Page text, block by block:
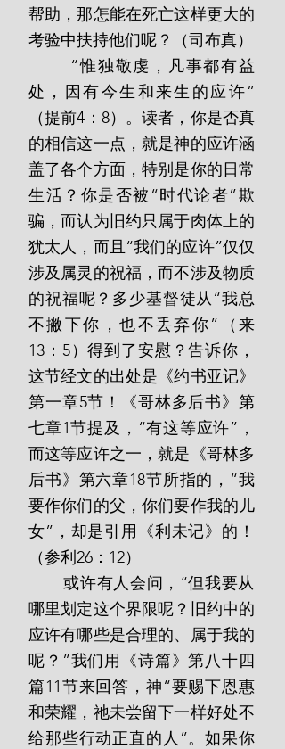
帮助，那怎能在死亡这样更大的
考验中扶持他们呢？（司布真）
处，因有今生和来生的应许”
（提前4：8）。读者，你是否真
的相信这一点，就是神的应许涵
盖了各个方面，特别是你的日常
生活？你是否被“时代论者”欺
骗，而认为旧约只属于肉体上的
犹太人，而且“我们的应许”仅仅
涉及属灵的祝福，而不涉及物质
的祝福呢？多少基督徒从“我总
不撇下你，也不丢弃你”（来
13：5）得到了安慰？告诉你，
这节经文的出处是《约书亚记》
第一章5节！《哥林多后书》第
七章1节提及，“有这等应许”，
而这等应许之一，就是《哥林多
后书》第六章18节所指的，“我
要作你们的父，你们要作我的儿
女”，却是引用《利未记》的！
（参利26：12）
       或许有人会问，“但我要从
哪里划定这个界限呢？旧约中的
应许有哪些是合理的、属于我的
呢？”我们用《诗篇》第八十四
篇11节来回答，神“要赐下恩惠
和荣耀，祂未尝留下一样好处不
给那些行动正直的人”。如果你